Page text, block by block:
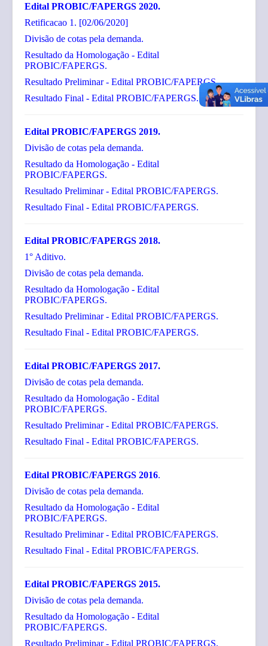
Edital PROBIC/FAPERGS 2020.
Retificacao 1. [02/06/2020]
Divisão de cotas pela demanda.
Resultado da Homologação - Edital
PROBIC/FAPERGS.
Resultado Preliminar - Edital PROBIC/FAPERGS.
Resultado Final - Edital PROBIC/FAPERGS.
Edital PROBIC/FAPERGS 2019.
Divisão de cotas pela demanda.
Resultado da Homologação - Edital
PROBIC/FAPERGS.
Resultado Preliminar - Edital PROBIC/FAPERGS.
Resultado Final - Edital PROBIC/FAPERGS.
Edital PROBIC/FAPERGS 2018.
1° Aditivo.
Divisão de cotas pela demanda.
Resultado da Homologação - Edital
PROBIC/FAPERGS.
Resultado Preliminar - Edital PROBIC/FAPERGS.
Resultado Final - Edital PROBIC/FAPERGS.
Edital PROBIC/FAPERGS 2017.
Divisão de cotas pela demanda.
Resultado da Homologação - Edital
PROBIC/FAPERGS.
Resultado Preliminar - Edital PROBIC/FAPERGS.
Resultado Final - Edital PROBIC/FAPERGS.
Edital PROBIC/FAPERGS 2016.
Divisão de cotas pela demanda.
Resultado da Homologação - Edital
PROBIC/FAPERGS.
Resultado Preliminar - Edital PROBIC/FAPERGS.
Resultado Final - Edital PROBIC/FAPERGS.
Edital PROBIC/FAPERGS 2015.
Divisão de cotas pela demanda.
Resultado da Homologação - Edital
PROBIC/FAPERGS.
Resultado Preliminar - Edital PROBIC/FAPERGS.